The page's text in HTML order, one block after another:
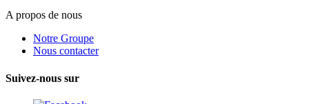
A propos de nous
Notre Groupe
Nous contacter
Suivez-nous sur